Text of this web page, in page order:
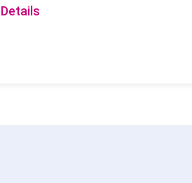
Details